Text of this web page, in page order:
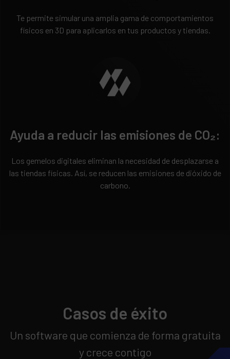
Te permite simular una amplia gama de comportamientos
físicos en 3D para aplicarlos en tus productos y tiendas.
Ayuda a reducir las emisiones de CO₂:
Los gemelos digitales eliminan la necesidad de desplazarse a
las tiendas físicas. Así, se reducen las emisiones de dióxido de
carbono.
Casos de éxito
Un software que comienza de forma gratuita
y crece contigo